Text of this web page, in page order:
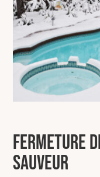
FERMETURE
SAUVEUR